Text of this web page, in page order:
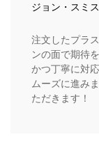
ジョン・スミス
注文したプラ
ンの面で期待
かつ丁寧に対
ムーズに進み
ただきます！